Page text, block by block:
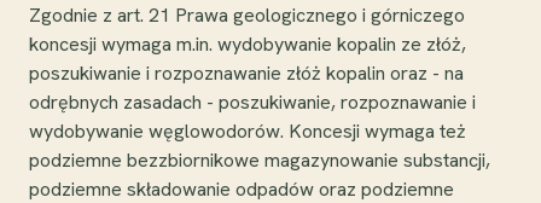
Zgodnie z art. 21 Prawa geologicznego i górniczego
koncesji wymaga m.in. wydobywanie kopalin ze złóż,
poszukiwanie i rozpoznawanie złóż kopalin oraz - na
odrębnych zasadach - poszukiwanie, rozpoznawanie i
wydobywanie węglowodorów. Koncesji wymaga też
podziemne bezzbiornikowe magazynowanie substancji,
podziemne składowanie odpadów oraz podziemne